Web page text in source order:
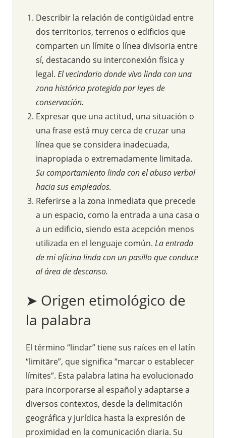
Describir la relación de contigüidad entre
dos territorios, terrenos o edificios que
comparten un límite o línea divisoria entre
sí, destacando su interconexión física y
legal. El vecindario donde vivo linda con una
zona histórica protegida por leyes de
conservación.
Expresar que una actitud, una situación o
una frase está muy cerca de cruzar una
línea que se considera inadecuada,
inapropiada o extremadamente limitada.
Su comportamiento linda con el abuso verbal
hacia sus empleados.
Referirse a la zona inmediata que precede
a un espacio, como la entrada a una casa o
a un edificio, siendo esta acepción menos
utilizada en el lenguaje común. La entrada
de mi oficina linda con un pasillo que conduce
al área de descanso.
➤ Origen etimológico de
la palabra
El término “lindar” tiene sus raíces en el latín
“limitāre”, que significa “marcar o establecer
límites”. Esta palabra latina ha evolucionado
para incorporarse al español y adaptarse a
diversos contextos, desde la delimitación
geográfica y jurídica hasta la expresión de
proximidad en la comunicación diaria. Su